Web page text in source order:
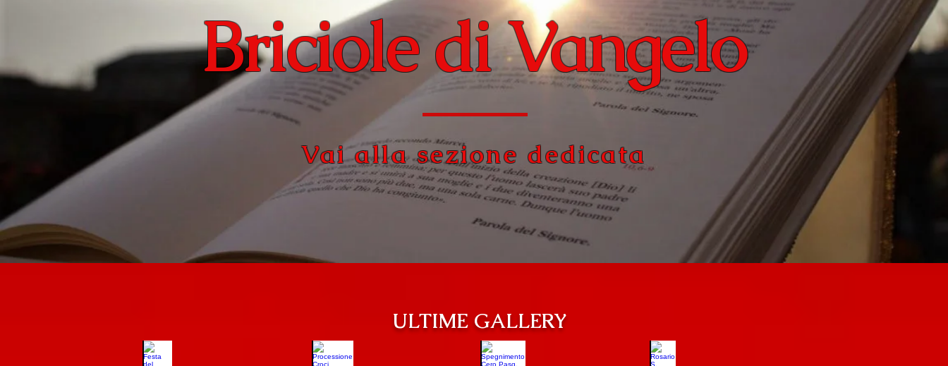
Briciole di Vangelo
Vai alla sezione dedicata
ULTIME GALLERY
Festa del Perdono Processione Croci Spegnimento Cero Pasq. Rosario S. Martino